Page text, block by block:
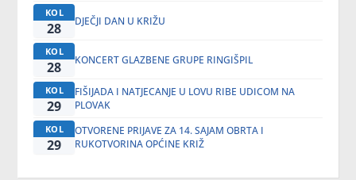
KOL
28 DJEČJI DAN U KRIŽU
KOL
28 KONCERT GLAZBENE GRUPE RINGIŠPIL
KOL
29
FIŠIJADA I NATJECANJE U LOVU RIBE UDICOM NA
PLOVAK
KOL
29
OTVORENE PRIJAVE ZA 14. SAJAM OBRTA I
RUKOTVORINA OPĆINE KRIŽ